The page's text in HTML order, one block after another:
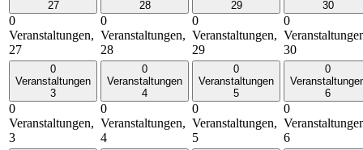
27
0
Veranstaltungen,
27
28
0
Veranstaltungen,
28
29
0
Veranstaltungen,
29
30
0
30
0
Veranstaltungen
3
0
Veranstaltungen,
3
0
Veranstaltungen
4
0
Veranstaltungen,
4
0
Veranstaltungen
5
0
Veranstaltungen,
5
0
6
0
6